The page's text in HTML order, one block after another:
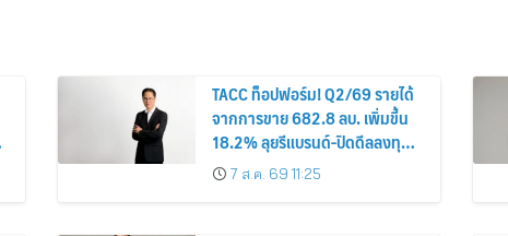
TACC ท็อปฟอร์ม! Q2/69 รายได้
จากการขาย 682.8 ลบ. เพิ่มขึ้น
18.2% ลุยรีแบรนด์-ปิดดีลลงทุน
ใหม่สร้าง New S-Curve หนุน
อนาคตเติบโตยั่งยืน
7 ส.ค. 69 11:25